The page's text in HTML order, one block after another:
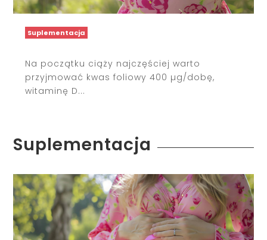
Suplementacja
Na początku ciąży najczęściej warto
przyjmować kwas foliowy 400 µg/dobę,
witaminę D...
Suplementacja